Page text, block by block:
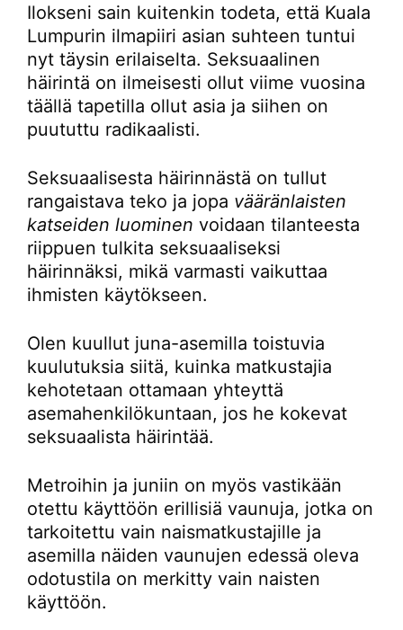
Ilokseni sain kuitenkin todeta, että Kuala
Lumpurin ilmapiiri asian suhteen tuntui
nyt täysin erilaiselta. Seksuaalinen
häirintä on ilmeisesti ollut viime vuosina
täällä tapetilla ollut asia ja siihen on
puututtu radikaalisti.
Seksuaalisesta häirinnästä on tullut
rangaistava teko ja jopa vääränlaisten
katseiden luominen voidaan tilanteesta
riippuen tulkita seksuaaliseksi
häirinnäksi, mikä varmasti vaikuttaa
ihmisten käytökseen.
Olen kuullut juna-asemilla toistuvia
kuulutuksia siitä, kuinka matkustajia
kehotetaan ottamaan yhteyttä
asemahenkilökuntaan, jos he kokevat
seksuaalista häirintää.
Metroihin ja juniin on myös vastikään
otettu käyttöön erillisiä vaunuja, jotka on
tarkoitettu vain naismatkustajille ja
asemilla näiden vaunujen edessä oleva
odotustila on merkitty vain naisten
käyttöön.